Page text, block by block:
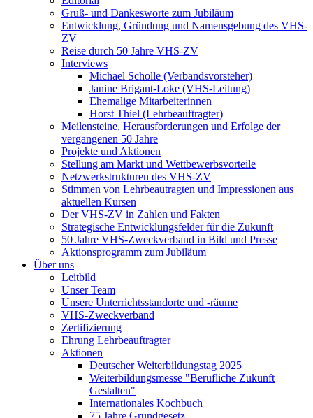
Gruß- und Dankesworte zum Jubiläum
Entwicklung, Gründung und Namensgebung des VHS-
ZV
Reise durch 50 Jahre VHS-ZV
Interviews
Michael Scholle (Verbandsvorsteher)
Janine Brigant-Loke (VHS-Leitung)
Ehemalige Mitarbeiterinnen
Horst Thiel (Lehrbeauftragter)
Meilensteine, Herausforderungen und Erfolge der
vergangenen 50 Jahre
Projekte und Aktionen
Stellung am Markt und Wettbewerbsvorteile
Netzwerkstrukturen des VHS-ZV
Stimmen von Lehrbeautragten und Impressionen aus
aktuellen Kursen
Der VHS-ZV in Zahlen und Fakten
Strategische Entwicklungsfelder für die Zukunft
50 Jahre VHS-Zweckverband in Bild und Presse
Aktionsprogramm zum Jubiläum
Über uns
Leitbild
Unser Team
Unsere Unterrichtsstandorte und -räume
VHS-Zweckverband
Zertifizierung
Ehrung Lehrbeauftragter
Aktionen
Deutscher Weiterbildungstag 2025
Weiterbildungsmesse "Berufliche Zukunft
Gestalten"
Internationales Kochbuch
75 Jahre Grundgesetz